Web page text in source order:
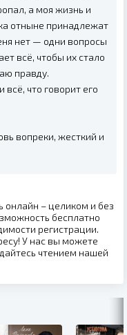
а моя жизнь и
отныне принадлежат
нет — одни вопросы
всё, чтобы их стало
правду.
что говорит его
вопреки, жесткий и
онлайн – целиком и без
бесплатно
регистрации.
У нас вы можете
чтением нашей